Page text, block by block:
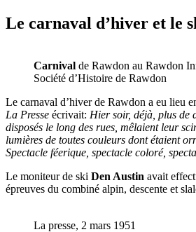
Le carnaval d’hiver et le
Carnival de Rawdon au Rawdon
Société d’Histoire de Rawdon
Le carnaval d’hiver de Rawdon a eu lieu
La Presse écrivait: Hier soir, déjà, plus de
disposés le long des rues, mêlaient leur
lumières de toutes couleurs dont étaient
Spectacle féerique, spectacle coloré,
Le moniteur de ski Den Austin avait
épreuves du combiné alpin, descente et
La presse, 2 mars 1951